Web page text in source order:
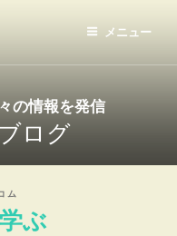
メニュー
の情報を発信
ログ
ム
ぶ